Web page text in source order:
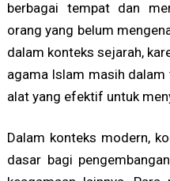
berbagai tempat dan
orang yang belum
dalam konteks sejarah,
agama Islam masih
alat yang efektif untuk
Dalam konteks modern,
dasar bagi